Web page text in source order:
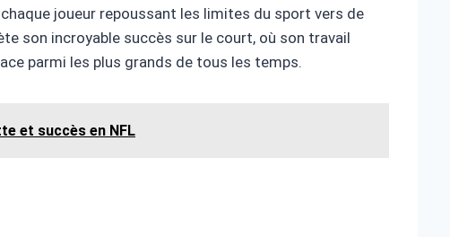
joueur repoussant les limites du sport vers de
son incroyable succès sur le court, où son travail
parmi les plus grands de tous les temps.
et succès en NFL